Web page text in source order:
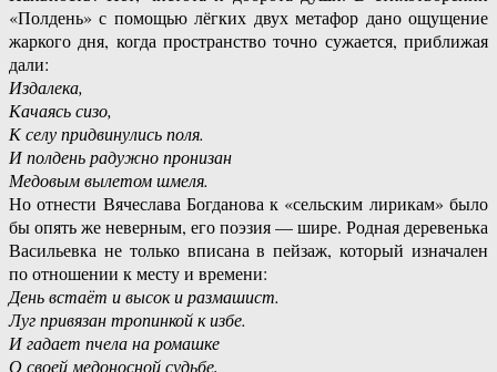
«Полдень» с помощью лёгких двух метафор дано ощущение
жаркого дня, когда пространство точно сужается, приближая
дали:
Издалека,
Качаясь сизо,
К селу придвинулись поля.
И полдень радужно пронизан
Медовым вылетом шмеля.
Но отнести Вячеслава Богданова к «сельским лирикам» было
бы опять же неверным, его поэзия — шире. Родная деревенька
Васильевка не только вписана в пейзаж, который изначален
по отношении к месту и времени:
День встаёт и высок и размашист.
Луг привязан тропинкой к избе.
И гадает пчела на ромашке
О своей медоносной судьбе,